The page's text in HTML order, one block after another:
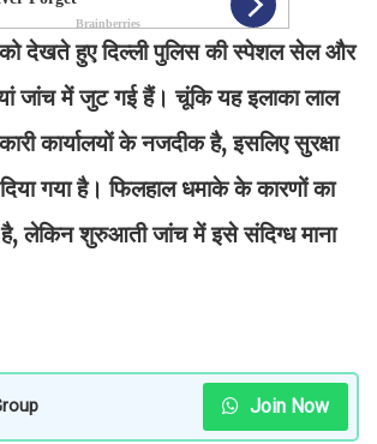
को देखते हुए दिल्ली पुलिस की स्पेशल सेल और
जांच में जुट गई हैं। चूंकि यह इलाका लाल
कार्यालयों के नजदीक है, इसलिए सुरक्षा
गया है। फिलहाल धमाके के कारणों का
है, लेकिन शुरुआती जांच में इसे संदिग्ध माना
Join Now